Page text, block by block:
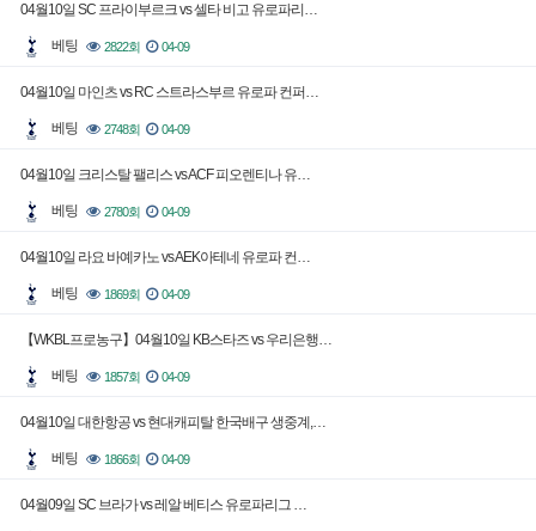
04월10일 SC 프라이부르크 vs 셀타 비고 유로파리…
베팅 2822회 04-09
04월10일 마인츠 vs RC 스트라스부르 유로파 컨퍼…
베팅 2748회 04-09
04월10일 크리스탈 팰리스 vs ACF 피오렌티나 유…
베팅 2780회 04-09
04월10일 라요 바예카노 vs AEK아테네 유로파 컨…
베팅 1869회 04-09
【WKBL프로농구】04월10일 KB스타즈 vs 우리은행…
베팅 1857회 04-09
04월10일 대한항공 vs 현대캐피탈 한국배구 생중계,…
베팅 1866회 04-09
04월09일 SC 브라가 vs 레알 베티스 유로파리그 …